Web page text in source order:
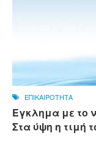
ΕΠΙΚΑΙΡΟΤΗΤΑ
Εγκλημα με το
Στα ύψη η τιμή